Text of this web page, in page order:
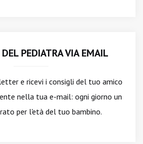
PEDIATRA VIA EMAIL
e ricevi i consigli del tuo amico
nella tua e-mail: ogni giorno un
per l'età del tuo bambino.